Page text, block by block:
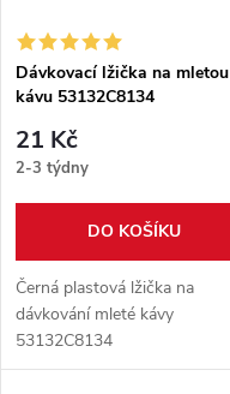
í
p
r
o
d
u
s
p
r
d
u
Dávkovací lžička na mletou
kávu 53132C8134
21 Kč
2-3 týdny
DO KOŠÍKU
Černá plastová lžička na
dávkování mleté kávy
53132C8134